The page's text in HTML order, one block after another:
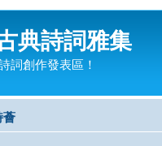
典詩詞雅集
詞創作發表區！
薈